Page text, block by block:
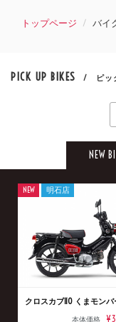
トップページ バイ
PICK UP BIKES / ピッ
NEW
クロスカブ110 くまモン
本体価格
NEW 明石店